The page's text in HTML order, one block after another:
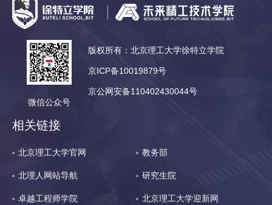
微信公众号
版权所有：北京理工大学徐特立学院
京ICP备10019879号
京公网安备110402430044号
相关链接
北京理工大学官网 教务部
北理人网站导航 研究生院
卓越工程师学院 北京理工大学迎新网